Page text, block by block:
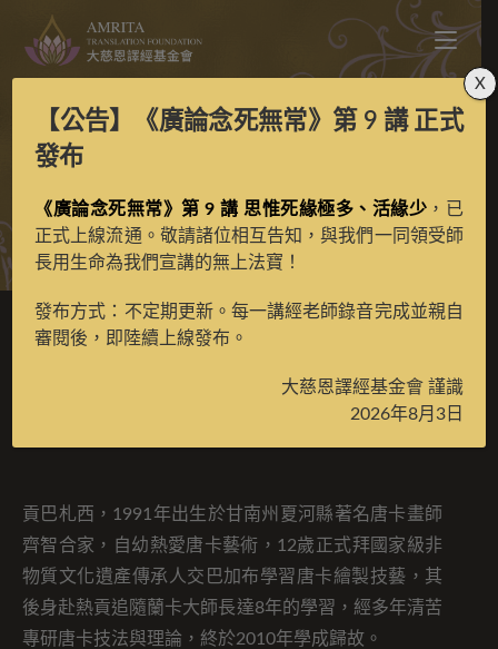
> 典藏館 > 合作畫師
貢巴札西
貢巴札西，1991年出生於甘南州夏河縣著名唐卡畫師
齊智合家，自幼熱愛唐卡藝術，12歲正式拜國家級非
物質文化遺產傳承人交巴加布學習唐卡繪製技藝，其
後身赴熱貢追隨蘭卡大師長達8年的學習，經多年清苦
專研唐卡技法與理論，終於2010年學成歸故。
【公告】 《廣論念死無常》第 9 講正式
發布
《廣論念死無常》第 9 講 思惟死緣極多、活緣少 ，已
正式上線流通。敬請諸位相互告知，與我們一同領受師
長用生命為我們宣講的無上法寶！
發布方式：不定期更新。每一講經老師錄音完成並親自
審閱後，即陸續上線發布。
大慈恩譯經基金會 謹識
2026年8月3日
X